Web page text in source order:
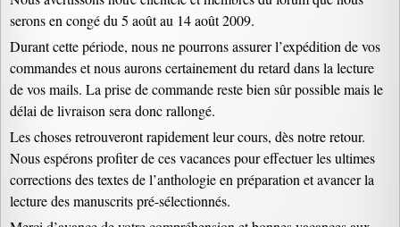
serons en congé du 5 août au 14 août 2009.
Durant cette période, nous ne pourrons assurer l’expédition de vos
commandes et nous aurons certainement du retard dans la lecture
de vos mails. La prise de commande reste bien sûr possible mais le
délai de livraison sera donc rallongé.
Les choses retrouveront rapidement leur cours, dès notre retour.
Nous espérons profiter de ces vacances pour effectuer les ultimes
corrections des textes de l’anthologie en préparation et avancer la
lecture des manuscrits pré-sélectionnés.